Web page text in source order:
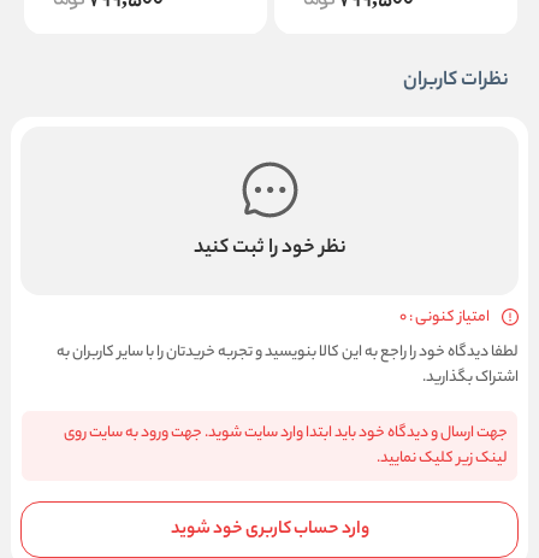
نظرات کاربران
نظر خود را ثبت کنید
امتیاز کنونی : 0
لطفا دیدگاه خود را راجع به این کالا بنویسید و تجربه خریدتان را با سایر کاربران به
اشتراک بگذارید.
جهت ارسال و دیدگاه خود باید ابتدا وارد سایت شوید. جهت ورود به سایت روی
لینک زیر کلیک نمایید.
وارد حساب کاربری خود شوید